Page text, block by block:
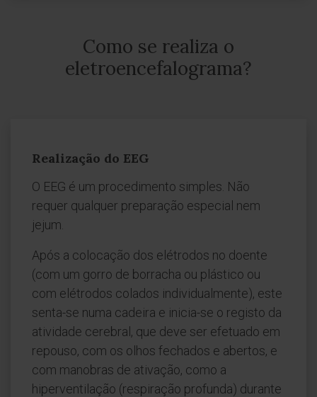
Como se realiza o
eletroencefalograma?
Realização do EEG
O EEG é um procedimento simples. Não
requer qualquer preparação especial nem
jejum.
Após a colocação dos elétrodos no doente
(com um gorro de borracha ou plástico ou
com elétrodos colados individualmente), este
senta-se numa cadeira e inicia-se o registo da
atividade cerebral, que deve ser efetuado em
repouso, com os olhos fechados e abertos, e
com manobras de ativação, como a
hiperventilação (respiração profunda) durante